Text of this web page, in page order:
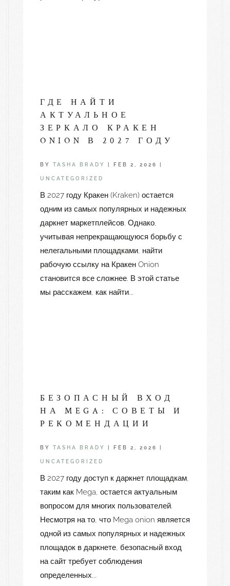
ГДЕ НАЙТИ
АКТУАЛЬНОЕ
ЗЕРКАЛО КРАКЕН
ONION В 2027 ГОДУ
BY TASHA BRADY FEB 2, 2026
UNCATEGORIZED
В 2027 году Кракен (Kraken) остается
одним из самых популярных и надежных
даркнет маркетплейсов. Однако,
учитывая непрекращающуюся борьбу с
нелегальными площадками, найти
рабочую ссылку на Кракен Onion
становится все сложнее. В этой статье
мы расскажем, как найти...
БЕЗОПАСНЫЙ ВХОД
НА MEGA: СОВЕТЫ И
РЕКОМЕНДАЦИИ
BY TASHA BRADY FEB 2, 2026
UNCATEGORIZED
В 2027 году доступ к даркнет площадкам,
таким как Mega, остается актуальным
вопросом для многих пользователей.
Несмотря на то, что Mega onion является
одной из самых популярных и надежных
площадок в даркнете, безопасный вход
на сайт требует соблюдения
определенных...